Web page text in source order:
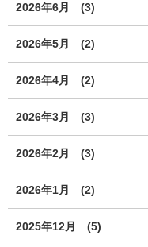
2026年6月 (3)
2026年5月 (2)
2026年4月 (2)
2026年3月 (3)
2026年2月 (3)
2026年1月 (2)
2025年12月 (5)